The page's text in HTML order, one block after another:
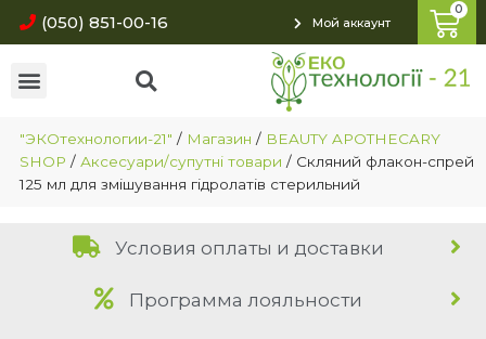
(050) 851-00-16 Мой аккаунт
"ЭКОтехнологии-21" / Магазин / BEAUTY APOTHECARY
SHOP / Аксесуари/супутні товари / Скляний флакон-спрей
125 мл для змішування гідролатів стерильний
Условия оплаты и доставки
Программа лояльности